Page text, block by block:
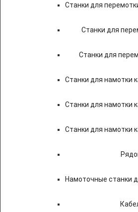
Станки для
Станки для
Станки для
Станки для намотки
Станки для намотки
Станки для намотки
Намоточные станки